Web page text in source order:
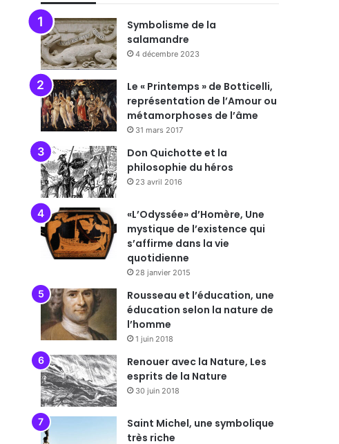
Symbolisme de la
salamandre
4 décembre 2023
Le « Printemps » de Botticelli,
représentation de l’Amour ou
métamorphoses de l’âme
31 mars 2017
Don Quichotte et la
philosophie du héros
23 avril 2016
«L’Odyssée» d’Homère, Une
mystique de l’existence qui
s’affirme dans la vie
quotidienne
28 janvier 2015
Rousseau et l’éducation, une
éducation selon la nature de
l’homme
1 juin 2018
Renouer avec la Nature, Les
esprits de la Nature
30 juin 2018
Saint Michel, une symbolique
très riche